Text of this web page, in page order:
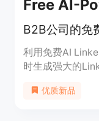
B2B公司的免
利用免费AI
时生成强大的
优质新品